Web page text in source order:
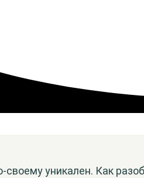
уникален. Как